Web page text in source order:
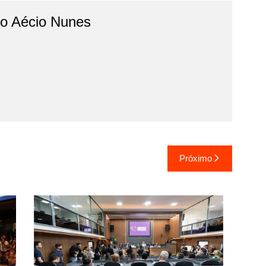
Aécio Nunes
Próximo